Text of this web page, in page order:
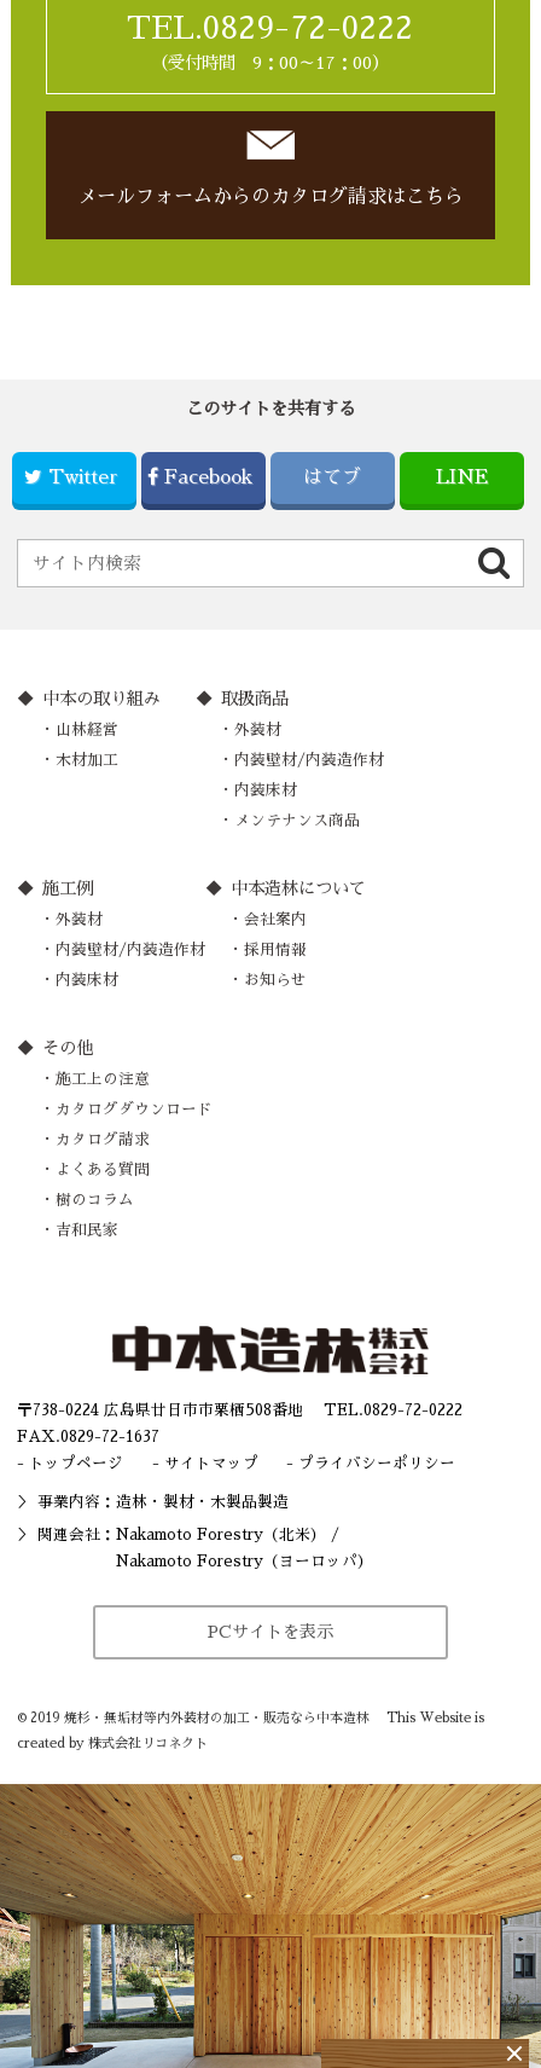
TEL.0829-72-0222
（受付時間 9：00～17：00）
メールフォームからの カタログ請求はこちら
このサイトを共有する
Twitter Facebook はてブ LINE
中本の取り組み
山林経営
木材加工
取扱商品
外装材
内装壁材/内装造作材
内装床材
メンテナンス商品
施工例
外装材
内装壁材/内装造作材
内装床材
中本造林について
会社案内
採用情報
お知らせ
その他
施工上の注意
カタログダウンロード
カタログ請求
よくある質問
樹のコラム
吉和民家
〒738-0224 広島県廿日市市栗栖508番地 TEL.0829-72-0222
FAX.0829-72-1637
トップページ
サイトマップ プライバシーポリシー
事業内容：造林・製材 ・木製品製造
関連会社： Nakamoto Forestry（北米）
/
Nakamoto Forestry（ヨーロッパ）
PCサイトを表示
© 2019 焼杉・無垢材等内外装材の加工・販売なら中本造林
This Website is
created by株式会社リコネクト